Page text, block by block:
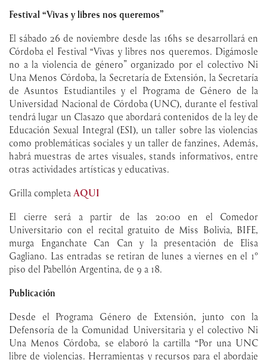
Festival “Vivas y libres nos queremos”
El sábado 26 de noviembre desde las 16hs se desarrollará en
Córdoba el Festival “Vivas y libres nos queremos. Digámosle
no a la violencia de género” organizado por el colectivo Ni
Una Menos Córdoba, la Secretaría de Extensión, la Secretaría
de Asuntos Estudiantiles y el Programa de Género de la
Universidad Nacional de Córdoba (UNC), durante el festival
tendrá lugar un Clasazo que abordará contenidos de la ley de
Educación Sexual Integral (ESI), un taller sobre las violencias
como problemáticas sociales y un taller de fanzines, Además,
habrá muestras de artes visuales, stands informativos, entre
otras actividades artísticas y educativas.
Grilla completa AQUI
El cierre será a partir de las 20:00 en el Comedor
Universitario con el recital gratuito de Miss Bolivia, BIFE,
murga Enganchate Can Can y la presentación de Elisa
Gagliano. Las entradas se retiran de lunes a viernes en el 1°
piso del Pabellón Argentina, de 9 a 18.
Publicación
Desde el Programa Género de Extensión, junto con la
Defensoría de la Comunidad Universitaria y el colectivo Ni
Una Menos Córdoba, se elaboró la cartilla “Por una UNC
libre de violencias. Herramientas y recursos para el abordaje